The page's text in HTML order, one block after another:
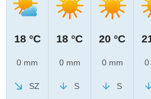
18 °C
0 mm
SZ
18 °C
0 mm
S
20 °C
0 mm
S
0